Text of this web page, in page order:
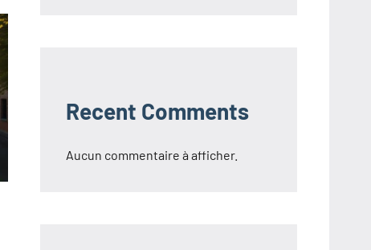
Recent Comments
Aucun commentaire à afficher.